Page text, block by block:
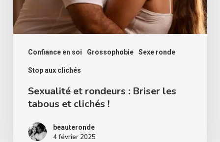
Confiance en soi Grossophobie Sexe ronde
Stop aux clichés
tabous
et
clichés
Sexualité et rondeurs : Briser les
tabous et clichés !
beauteronde
4 février 2025